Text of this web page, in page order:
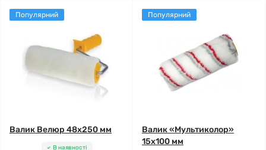
Популярний
Валик Велюр 48x250 мм
В наявності
Популярний
Валик «Мультиколор»
15x100 мм